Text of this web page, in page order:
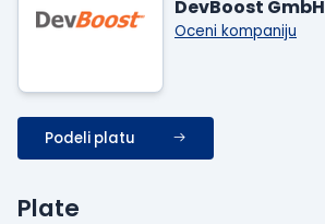
DevBoost GmbH
Oceni kompaniju
Podeli platu
Plate